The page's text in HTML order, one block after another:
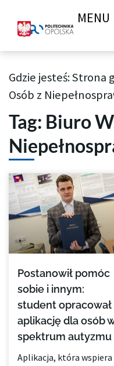
MENU
Archiwum Tagów aktualności
Gdzie jesteś:Strona
Osób z
Tag: Biuro
Postanowił pomóc
sobie i innym:
student opracował
aplikację dla osób
spektrum autyzmu
Aplikacja, która wspiera